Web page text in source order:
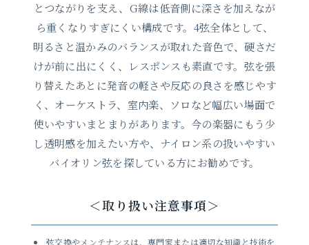
とつながりを支え、G線は低音側に深さを加えなが
ら重くなりすぎにくい構成です。4弦全体として、
明るさと温かみのバランスが取れた音色で、硬さだ
けが前に出にくく、レスポンスも素直です。弦を張
り替えたあとに発音の軽さや反応の良さを感じやす
く、オーケストラ、室内楽、ソロなど幅広い場面で
使いやすいまとまりがあります。今の楽器にもう少
し透明感を加えたい方や、ナイロン系の扱いやすい
バイオリン弦を探している方にお勧めです。
＜取り扱い注意事項＞
弦交換やメンテナンスは、専門家または適切な知識と技術を